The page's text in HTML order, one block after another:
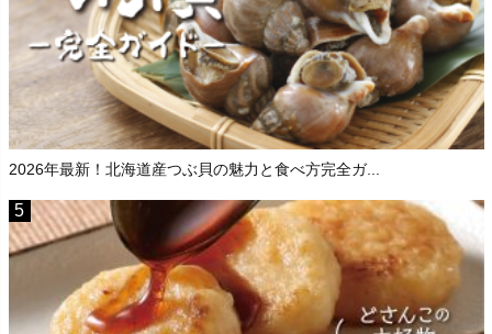
2026年最新！北海道産つぶ貝の魅力と食べ方完全ガ...